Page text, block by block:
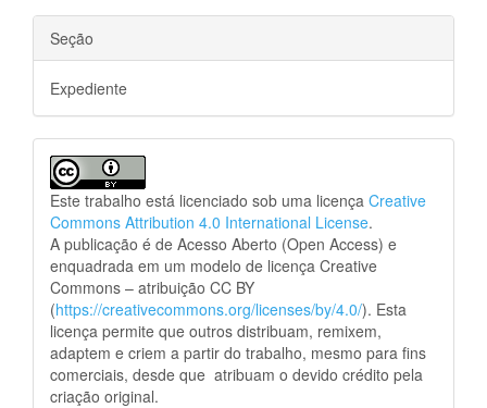
Seção
Expediente
Este trabalho está licenciado sob uma licença Creative
Commons Attribution 4.0 International License.
A publicação é de Acesso Aberto (Open Access) e
enquadrada em um modelo de licença Creative
Commons – atribuição CC BY
(https://creativecommons.org/licenses/by/4.0/). Esta
licença permite que outros distribuam, remixem,
adaptem e criem a partir do trabalho, mesmo para fins
comerciais, desde que atribuam o devido crédito pela
criação original.